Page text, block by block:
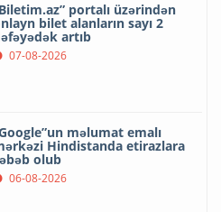
portalı üzərindən
bilet alanların sayı 2
artıb
07-08-2026
məlumat emalı
Hindistanda etirazlara
olub
06-08-2026